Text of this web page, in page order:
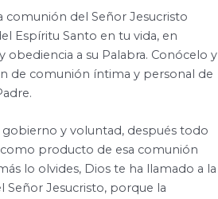
comunión del Señor Jesucristo
Espíritu Santo en tu vida, en
obediencia a su Palabra. Conócelo y
de comunión íntima y personal de
gobierno y voluntad, después todo
producto de esa comunión
lo olvides, Dios te ha llamado a la
Señor Jesucristo, porque la